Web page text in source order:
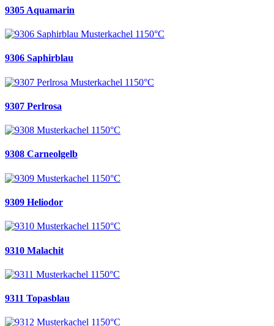
9305 Aquamarin
9306 Saphirblau
9307 Perlrosa
9308 Carneolgelb
9309 Heliodor
9310 Malachit
9311 Topasblau